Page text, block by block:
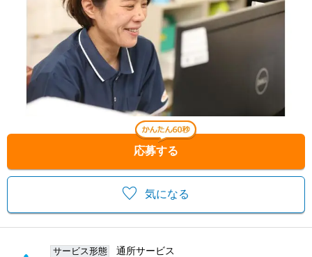
気になる
応募する
サービス形態 通所サービス